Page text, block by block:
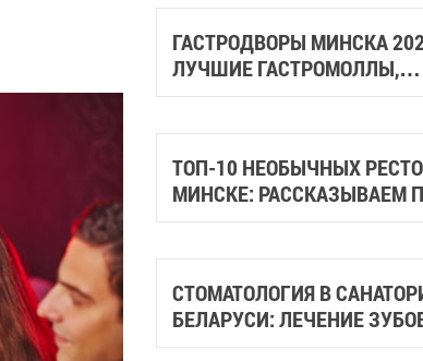
ГАСТРОДВОРЫ МИНСКА
ЛУЧШИЕ ГАСТРОМОЛЛЫ,
ГАСТРОСКВЕРЫ И МЕСТА
ТОП-10 НЕОБЫЧНЫХ
МИНСКЕ: РАССКАЗЫВАЕМ
СТИЛЬНЫЕ И
СТОМАТОЛОГИЯ В
БЕЛАРУСИ: ЛЕЧЕНИЕ
НА ПРОЦЕДУРЫ В 2026